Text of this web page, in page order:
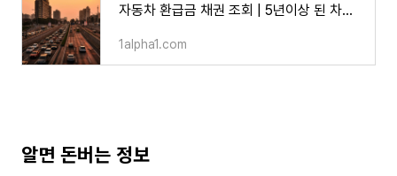
자동차 환급금 채권 조회 | 5년이상 된 차량 있다면? - 알파 뉴스속보
1alpha1.com
알면 돈버는 정보